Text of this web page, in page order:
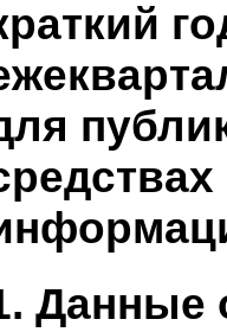
краткий
для